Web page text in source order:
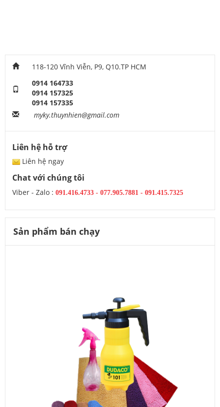
118-120 Vĩnh Viễn, P9, Q10.TP HCM
0914 164733
0914 157325
0914 157335
myky.thuynhien@gmail.com
Liên hệ hỗ trợ
Liên hệ ngay
Chat với chúng tôi
Viber - Zalo : 091.416.4733 - 077.905.7881 - 091.415.7325
Sản phẩm bán chạy